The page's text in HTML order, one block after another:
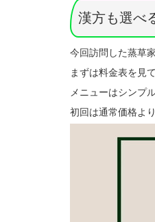
漢方も選べ
今回訪問した蒸草
まずは料金表を見
メニューはシンプ
初回は通常価格よ